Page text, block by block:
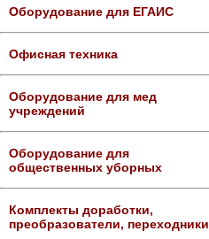
Оборудование для ЕГАИС
Офисная техника
Оборудование для мед
учреждений
Оборудование для
общественных уборных
Комплекты доработки,
преобразователи, переходники